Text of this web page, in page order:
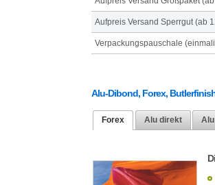
Aufpreis Versand Sperrgut (ab
Verpackungspauschale
Alu-Dibond, Forex,
Forex Alu direkt